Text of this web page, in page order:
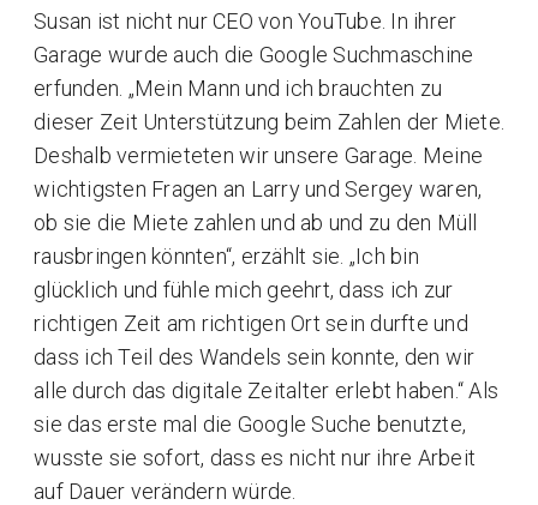
Susan ist nicht nur CEO von YouTube. In ihrer
Garage wurde auch die Google Suchmaschine
erfunden. „Mein Mann und ich brauchten zu
dieser Zeit Unterstützung beim Zahlen der Miete.
Deshalb vermieteten wir unsere Garage. Meine
wichtigsten Fragen an Larry und Sergey waren,
ob sie die Miete zahlen und ab und zu den Müll
rausbringen könnten“, erzählt sie. „Ich bin
glücklich und fühle mich geehrt, dass ich zur
richtigen Zeit am richtigen Ort sein durfte und
dass ich Teil des Wandels sein konnte, den wir
alle durch das digitale Zeitalter erlebt haben.“ Als
sie das erste mal die Google Suche benutzte,
wusste sie sofort, dass es nicht nur ihre Arbeit
auf Dauer verändern würde.